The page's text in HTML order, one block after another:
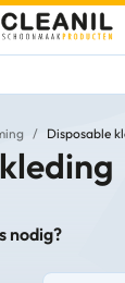
/ Disposable
nodig?